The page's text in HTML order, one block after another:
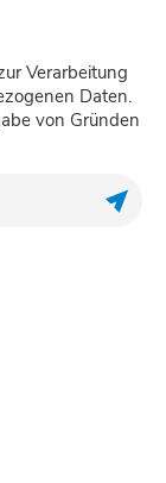
Verarbeitung
Daten.
von Gründen